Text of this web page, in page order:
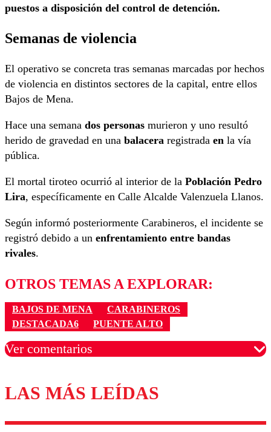
puestos a disposición del control de detención.
Semanas de violencia
El operativo se concreta tras semanas marcadas por hechos
de violencia en distintos sectores de la capital, entre ellos
Bajos de Mena.
Hace una semana dos personas murieron y uno resultó
herido de gravedad en una balacera registrada en la vía
pública.
El mortal tiroteo ocurrió al interior de la Población Pedro
Lira, específicamente en Calle Alcalde Valenzuela Llanos.
Según informó posteriormente Carabineros, el incidente se
registró debido a un enfrentamiento entre bandas
rivales.
OTROS TEMAS A EXPLORAR:
BAJOS DE MENA
CARABINEROS
DESTACADA6
PUENTE ALTO
Ver comentarios
Los comentarios son moderados para garantizar un
diálogo respetuoso.
LAS MÁS LEÍDAS